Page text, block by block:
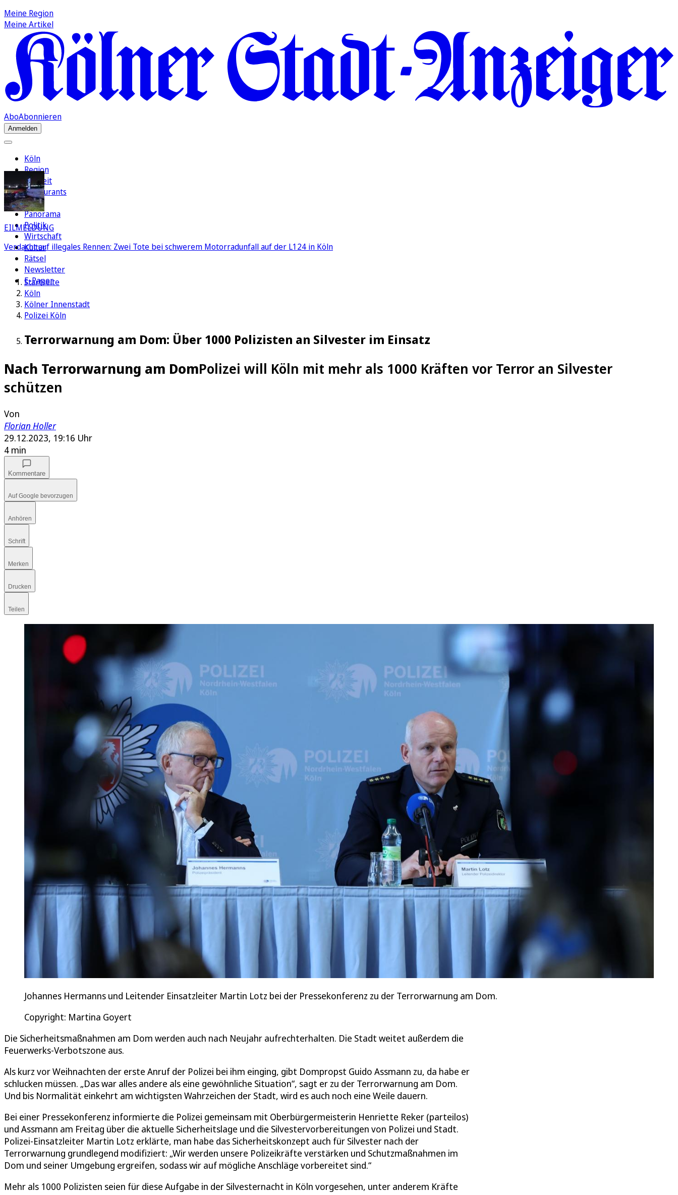
Meine Region
Meine Artikel
AboAbonnieren
Anmelden
Köln
Region
Freizeit
Restaurants
FC
Panorama
Politik
Wirtschaft
Kultur
Rätsel
Newsletter
E-Paper
EILMELDUNG
Verdacht auf illegales Rennen: Zwei Tote bei schwerem Motorradunfall auf der L124 in Köln
Startseite
Köln
Kölner Innenstadt
Polizei Köln
Terrorwarnung am Dom: Über 1000 Polizisten an Silvester im Einsatz
Nach Terrorwarnung am DomPolizei will Köln mit mehr als 1000 Kräften vor Terror an Silvester
schützen
Von
Florian Holler
29.12.2023, 19:16 Uhr
4 min
Kommentare
Auf Google bevorzugen
Anhören
Schrift
Merken
Drucken
Teilen
Johannes Hermanns und Leitender Einsatzleiter Martin Lotz bei der Pressekonferenz zu der Terrorwarnung am Dom.
Copyright: Martina Goyert
Die Sicherheitsmaßnahmen am Dom werden auch nach Neujahr aufrechterhalten. Die Stadt weitet außerdem die
Feuerwerks-Verbotszone aus.
Als kurz vor Weihnachten der erste Anruf der Polizei bei ihm einging, gibt Dompropst Guido Assmann zu, da habe er
schlucken müssen. „Das war alles andere als eine gewöhnliche Situation“, sagt er zu der Terrorwarnung am Dom.
Und bis Normalität einkehrt am wichtigsten Wahrzeichen der Stadt, wird es auch noch eine Weile dauern.
Bei einer Pressekonferenz informierte die Polizei gemeinsam mit Oberbürgermeisterin Henriette Reker (parteilos)
und Assmann am Freitag über die aktuelle Sicherheitslage und die Silvestervorbereitungen von Polizei und Stadt.
Polizei-Einsatzleiter Martin Lotz erklärte, man habe das Sicherheitskonzept auch für Silvester nach der
Terrorwarnung grundlegend modifiziert: „Wir werden unsere Polizeikräfte verstärken und Schutzmaßnahmen im
Dom und seiner Umgebung ergreifen, sodass wir auf mögliche Anschläge vorbereitet sind.“
Mehr als 1000 Polizisten seien für diese Aufgabe in der Silvesternacht in Köln vorgesehen, unter anderem Kräfte